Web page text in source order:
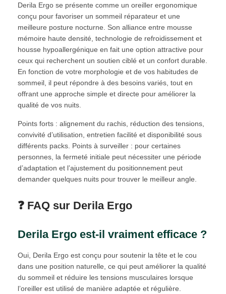
Derila Ergo se présente comme un oreiller ergonomique
conçu pour favoriser un sommeil réparateur et une
meilleure posture nocturne. Son alliance entre mousse
mémoire haute densité, technologie de refroidissement et
housse hypoallergénique en fait une option attractive pour
ceux qui recherchent un soutien ciblé et un confort durable.
En fonction de votre morphologie et de vos habitudes de
sommeil, il peut répondre à des besoins variés, tout en
offrant une approche simple et directe pour améliorer la
qualité de vos nuits.
Points forts : alignement du rachis, réduction des tensions,
convivité d’utilisation, entretien facilité et disponibilité sous
différents packs. Points à surveiller : pour certaines
personnes, la fermeté initiale peut nécessiter une période
d’adaptation et l’ajustement du positionnement peut
demander quelques nuits pour trouver le meilleur angle.
❓ FAQ sur Derila Ergo
Derila Ergo est-il vraiment efficace ?
Oui, Derila Ergo est conçu pour soutenir la tête et le cou
dans une position naturelle, ce qui peut améliorer la qualité
du sommeil et réduire les tensions musculaires lorsque
l’oreiller est utilisé de manière adaptée et régulière.